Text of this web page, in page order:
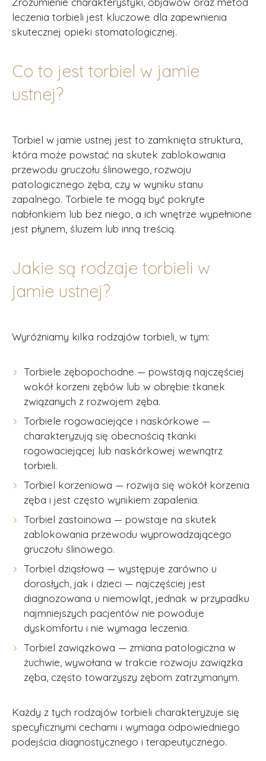
leczenia torbieli jest kluczowe dla zapewnienia
skutecznej opieki stomatologicznej.
Co to jest torbiel w jamie
ustnej?
Torbiel w jamie ustnej jest to zamknięta struktura,
która może powstać na skutek zablokowania
przewodu gruczołu ślinowego, rozwoju
patologicznego zęba, czy w wyniku stanu
zapalnego. Torbiele te mogą być pokryte
nabłonkiem lub bez niego, a ich wnętrze wypełnione
jest płynem, śluzem lub inną treścią.
Jakie są rodzaje torbieli w
jamie ustnej?
Wyróżniamy kilka rodzajów torbieli, w tym:
Torbiele zębopochodne — powstają najczęściej
wokół korzeni zębów lub w obrębie tkanek
związanych z rozwojem zęba.
Torbiele rogowaciejące i naskórkowe —
charakteryzują się obecnością tkanki
rogowaciejącej lub naskórkowej wewnątrz
torbieli.
Torbiel korzeniowa — rozwija się wokół korzenia
zęba i jest często wynikiem zapalenia.
Torbiel zastoinowa — powstaje na skutek
zablokowania przewodu wyprowadzającego
gruczołu ślinowego.
Torbiel dziąsłowa — występuje zarówno u
dorosłych, jak i dzieci — najczęściej jest
diagnozowana u niemowląt, jednak w przypadku
najmniejszych pacjentów nie powoduje
dyskomfortu i nie wymaga leczenia.
Torbiel zawiązkowa — zmiana patologiczna w
żuchwie, wywołana w trakcie rozwoju zawiązka
zęba, często towarzyszy zębom zatrzymanym.
Każdy z tych rodzajów torbieli charakteryzuje się
specyficznymi cechami i wymaga odpowiedniego
podejścia diagnostycznego i terapeutycznego.
Napisz do nas
Znajdź wolny termin spośród wielu
dostępnych, abyzrobić pierwszy krok w
kierunku zdrowia i pewności siebie.
Zapraszamy na konsultację.
Imię i nazwisko *
Adres email *